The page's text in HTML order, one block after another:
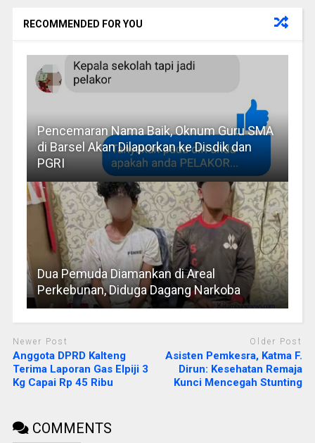
RECOMMENDED FOR YOU
Pencemaran Nama Baik, Oknum Guru SMA
di Barsel Akan Dilaporkan ke Disdik dan
PGRI
Dua Pemuda Diamankan di Areal
Perkebunan, Diduga Dagang Narkoba
Newer Post
Anggota DPRD Kalteng
Terima Laporan Gas Elpiji 3
Kg Capai Rp 45 Ribu
Older Post
Asisten Pemkesra, Katma F.
Dirun: Kesehatan Remaja
Kunci Mencegah Stunting
COMMENTS